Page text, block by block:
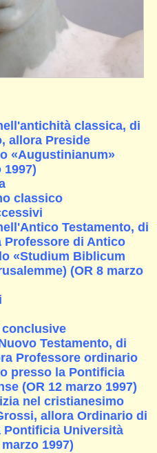
classica, di
allora Preside
«Augustinianum»
1997)
classico
Testamento, di
Professore di Antico
«Studium Biblicum
(OR 8 marzo
Testamento, di
Professore ordinario
presso la Pontificia
(OR 12 marzo 1997)
nel cristianesimo
allora Ordinario di
Pontificia Università
1997)